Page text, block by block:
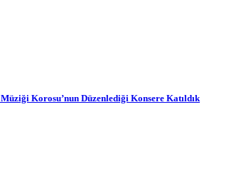
Korosu’nun Düzenlediği Konsere Katıldık